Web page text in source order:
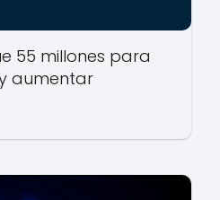
55 millones para
aumentar